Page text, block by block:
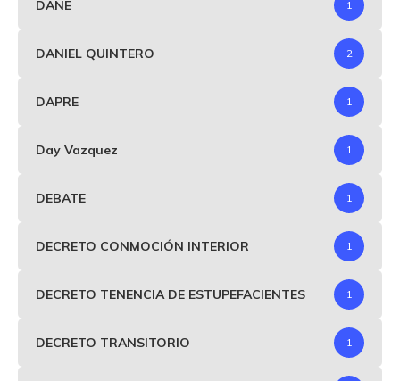
DANE 1
DANIEL QUINTERO 2
DAPRE 1
Day Vazquez 1
DEBATE 1
DECRETO CONMOCIÓN INTERIOR 1
DECRETO TENENCIA DE ESTUPEFACIENTES 1
DECRETO TRANSITORIO 1